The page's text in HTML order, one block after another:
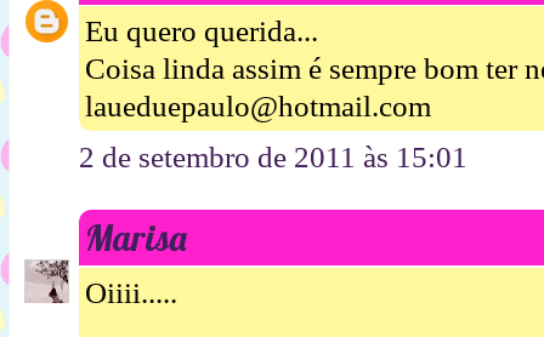
Eu quero querida...
Coisa linda assim é sempre bom ter
laueduepaulo@hotmail.com
2 de setembro de 2011 às 15:01
Marisa
Oiiii.....